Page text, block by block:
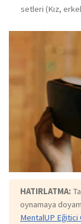
setleri (Kız,
HATIRLATMA:
oynamaya
MentalUP Eğitici